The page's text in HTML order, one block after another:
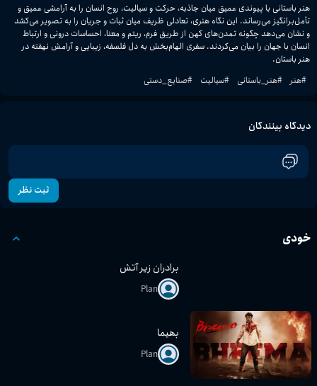
هنر باستانی با پیوندی عمیق میان جاذبه، حرکت و سیالیت، روح انسان را به آرامشی عمیق و
تأمل‌برانگیز می‌رساند. این نگاه هنری، تعادلی ظریف میان ثبات و جریان را به تصویر می‌کشد
و نشان می‌دهد چگونه تمدن‌های کهن از طریق فرم، ریتم و معنا، احساسات درونی و ارتباط
انسان با جهان را بیان می‌کردند. سفری الهام‌بخش به دل فلسفه، زیبایی و آرامش نهفته در
هنر باستان.
#هنر #هنر_باستانی #سیالیت #صنایع_دستی
دیدگاه بینندگان
ثبت نظر
خودی
برادران زیر آتش
بھیما